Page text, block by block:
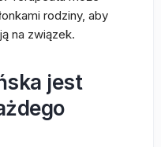
rodziny, aby
na związek.
jest